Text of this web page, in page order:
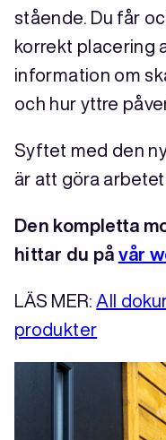
stående. Du får
korrekt placering
information om
och hur yttre
Syftet med den
är att göra
Den kompletta
hittar du på vår
LÄS MER:All
produkter